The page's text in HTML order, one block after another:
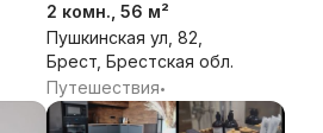
2 комн., 56 м²
Пушкинская ул, 82,
Брест, Брестская обл.
Путешествия•